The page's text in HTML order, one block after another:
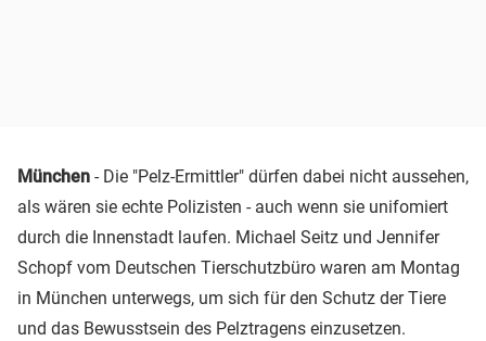
München - Die "Pelz-Ermittler" dürfen dabei nicht aussehen,
als wären sie echte Polizisten - auch wenn sie unifomiert
durch die Innenstadt laufen. Michael Seitz und Jennifer
Schopf vom Deutschen Tierschutzbüro waren am Montag
in München unterwegs, um sich für den Schutz der Tiere
und das Bewusstsein des Pelztragens einzusetzen.